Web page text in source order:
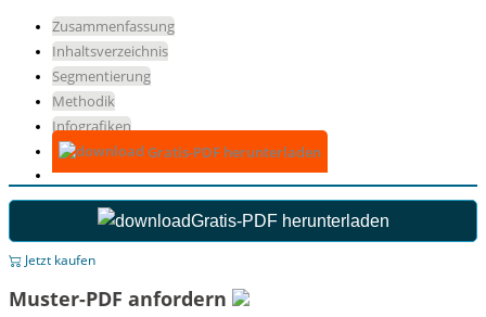
Zusammenfassung
Inhaltsverzeichnis
Segmentierung
Methodik
Infografiken
Gratis-PDF herunterladen
Gratis-PDF herunterladen
Jetzt kaufen
Muster-PDF anfordern